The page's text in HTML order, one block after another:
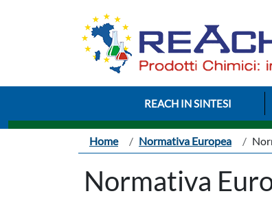
Menu Intestazione
REACH IN SINTESI
Briciole di pane
Home Normativa Europea
Normativa